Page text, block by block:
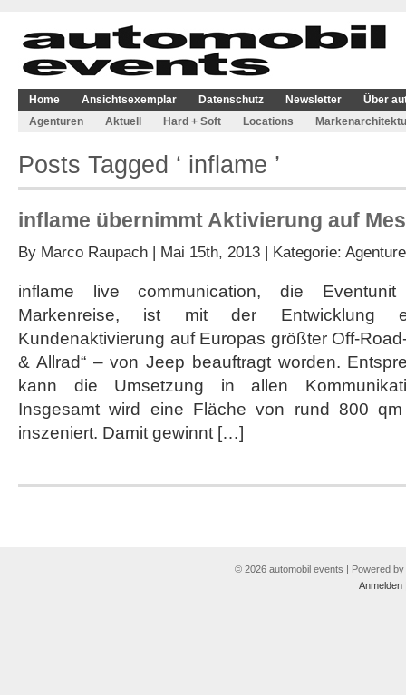
Home Ansichtsexemplar Datenschutz Newsletter
Über
Agenturen
Aktuell Hard + Soft Locations
Posts Tagged ‘ inflame ’
inflame übernimmt Aktivierung auf
By Marco Raupach | Mai 15th, 2013 | Kategorie:
inflame live communication, die
Markenreise, ist mit der Entwicklung
Kundenaktivierung auf Europas größter Off-
& Allrad“ – von Jeep beauftragt worden.
kann die Umsetzung in allen
Insgesamt wird eine Fläche von rund 800
inszeniert. Damit gewinnt […]
© 2026 automobil events | Powered by
Anmelden|